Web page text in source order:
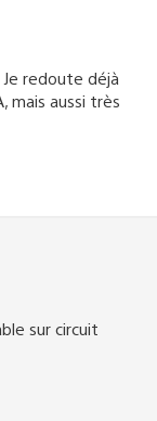
redoute déjà
mais aussi très
sur circuit